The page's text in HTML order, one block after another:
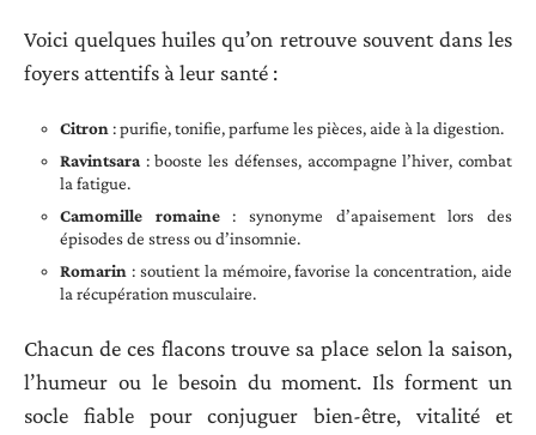
Voici quelques huiles qu’on retrouve souvent dans les
foyers attentifs à leur santé :
Citron : purifie, tonifie, parfume les pièces, aide à la digestion.
Ravintsara : booste les défenses, accompagne l’hiver, combat
la fatigue.
Camomille romaine: synonyme d’apaisement lors des
épisodes de stress ou d’insomnie.
Romarin : soutient la mémoire, favorise la concentration, aide
la récupération musculaire.
Chacun de ces flacons trouve sa place selon la saison,
l’humeur ou le besoin du moment. Ils forment un
socle fiable pour conjuguer bien-être, vitalité et